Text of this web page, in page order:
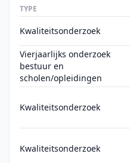
TYPE
Kwaliteitsonderzoek
Vierjaarlijks onderzoek
bestuur en
scholen/opleidingen
Kwaliteitsonderzoek
Kwaliteitsonderzoek